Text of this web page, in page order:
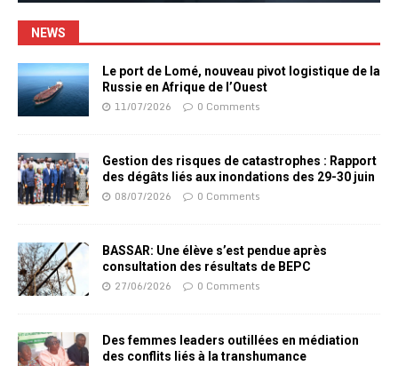
NEWS
Le port de Lomé, nouveau pivot logistique de la
Russie en Afrique de l’Ouest
11/07/2026 0 Comments
Gestion des risques de catastrophes : Rapport
des dégâts liés aux inondations des 29-30 juin
08/07/2026 0 Comments
BASSAR: Une élève s’est pendue après
consultation des résultats de BEPC
27/06/2026 0 Comments
Des femmes leaders outillées en médiation
des conflits liés à la transhumance